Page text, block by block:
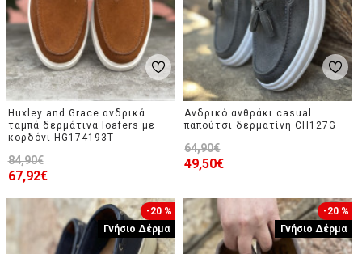
Huxley and Grace ανδρικά
ταμπά δερμάτινα loafers με
κορδόνι HG174193T
67,92€
84,90€
Ανδρικό ανθράκι casual
παπούτσι δερματίνη CH127G
49,50€
64,90€
Γνήσιο Δέρμα
-20 %
Γνήσιο Δέρμα
-20 %